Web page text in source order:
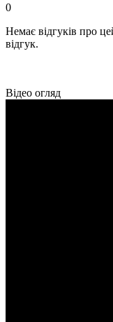
0
Немає відгуків про
відгук.
Відео огляд